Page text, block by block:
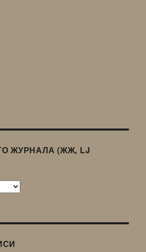
ЖУРНАЛА (ЖЖ, LJ